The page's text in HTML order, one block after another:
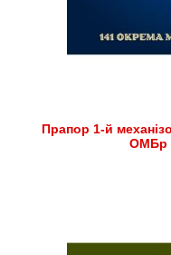
Прапор 1-й
ОМБр